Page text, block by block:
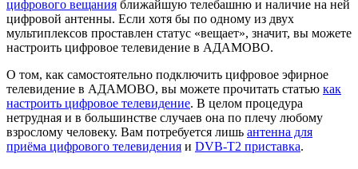
цифрового вещания ближайшую телебашню и наличие на ней
цифровой антенны. Если хотя бы по одному из двух
мультиплексов проставлен статус «вещает», значит, вы можете
настроить цифровое телевидение в АДАМОВО.
О том, как самостоятельно подключить цифровое эфирное
телевидение в АДАМОВО, вы можете прочитать статью как
настроить цифровое телевидение. В целом процедура
нетрудная и в большинстве случаев она по плечу любому
взрослому человеку. Вам потребуется лишь антенна для
приёма цифрового телевидения и DVB-T2 приставка.